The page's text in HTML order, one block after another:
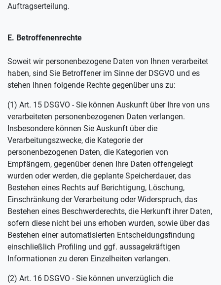
Auftragserteilung.
E. Betroffenenrechte
Soweit wir personenbezogene Daten von Ihnen verarbeitet
haben, sind Sie Betroffener im Sinne der DSGVO und es
stehen Ihnen folgende Rechte gegenüber uns zu:
(1) Art. 15 DSGVO - Sie können Auskunft über Ihre von uns
verarbeiteten personenbezogenen Daten verlangen.
Insbesondere können Sie Auskunft über die
Verarbeitungszwecke, die Kategorie der
personenbezogenen Daten, die Kategorien von
Empfängern, gegenüber denen Ihre Daten offengelegt
wurden oder werden, die geplante Speicherdauer, das
Bestehen eines Rechts auf Berichtigung, Löschung,
Einschränkung der Verarbeitung oder Widerspruch, das
Bestehen eines Beschwerderechts, die Herkunft ihrer Daten,
sofern diese nicht bei uns erhoben wurden, sowie über das
Bestehen einer automatisierten Entscheidungsfindung
einschließlich Profiling und ggf. aussagekräftigen
Informationen zu deren Einzelheiten verlangen.
(2) Art. 16 DSGVO - Sie können unverzüglich die